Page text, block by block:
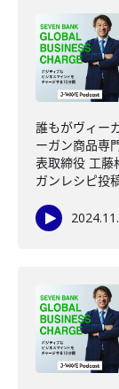
誰もがヴィー
ーガン商品専
表取締役 工藤
ガンレシピ投